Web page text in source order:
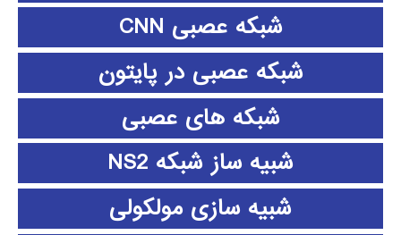
شبکه عصبی CNN
شبکه عصبی در پایتون
شبکه های عصبی
شبیه ساز شبکه NS2
شبیه سازی مولکولی